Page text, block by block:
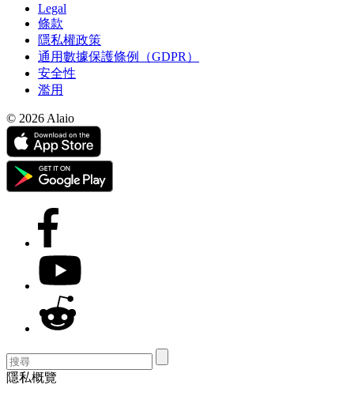
Legal
條款
隱私權政策
通用數據保護條例（GDPR）
安全性
濫用
© 2026 Alaio
隱私概覽